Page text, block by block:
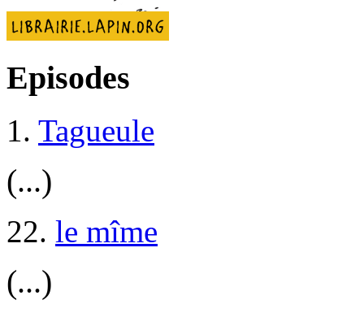
Episodes
1. Tagueule
(...)
22. le mîme
(...)